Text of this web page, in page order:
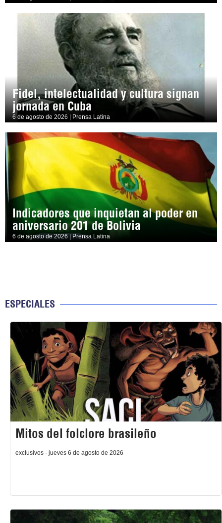
Fidel, intelectualidad y cultura signan
jornada en Cuba
6 de agosto de 2026 | Prensa Latina
Indicadores que inquietan al poder en
aniversario 201 de Bolivia
6 de agosto de 2026 | Prensa Latina
ESPECIALES
Mitos del folclore brasileño
exclusivos - jueves 6 de agosto de 2026